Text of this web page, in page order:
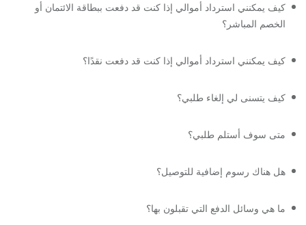
كيف يمكنني استرداد أموالي إذا كنت قد دفعت ببطاقة الائتمان أو
الخصم المباشر؟
كيف يمكنني استرداد أموالي إذا كنت قد دفعت نقدًا؟
كيف يتسنى لي إلغاء طلبي؟
متى سوف أستلم طلبي؟
هل هناك رسوم إضافية للتوصيل؟
ما هي وسائل الدفع التي تقبلون بها؟